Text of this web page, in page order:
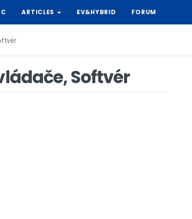
ARTICLES EV&HYBRID FORUM
Softvér